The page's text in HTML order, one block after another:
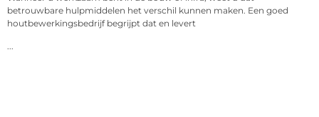
betrouwbare hulpmiddelen het verschil kunnen maken. Een goed
houtbewerkingsbedrijf begrijpt dat en levert
...